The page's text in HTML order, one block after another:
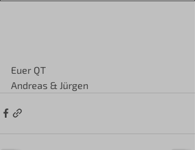
Euer QT
Andreas & Jürgen